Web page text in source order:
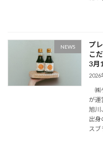
NEWS
プ
こ
3月
2026
㈱
が運
旭川
出身
スブ